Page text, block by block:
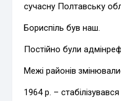
сучасну Полтавську
Бориспіль був наш.
Постійно були
Межі районів
1964 р. –